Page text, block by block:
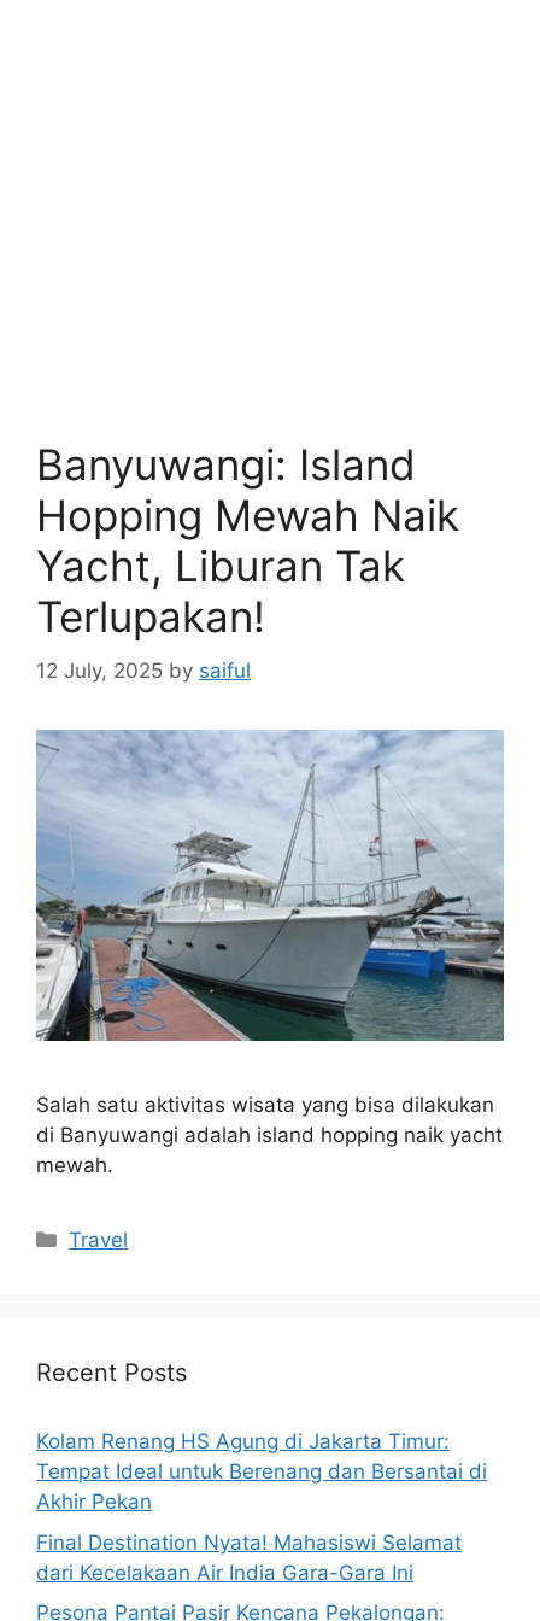
Banyuwangi: Island
Hopping Mewah Naik
Yacht, Liburan Tak
Terlupakan!
12 July, 2025 by saiful
Salah satu aktivitas wisata yang bisa dilakukan
di Banyuwangi adalah island hopping naik yacht
mewah.
Categories
Travel
Recent Posts
Kolam Renang HS Agung di Jakarta Timur:
Tempat Ideal untuk Berenang dan Bersantai di
Akhir Pekan
Final Destination Nyata! Mahasiswi Selamat
dari Kecelakaan Air India Gara-Gara Ini
Pesona Pantai Pasir Kencana Pekalongan: